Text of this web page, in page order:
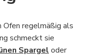
Ofen regelmäßig als
schmeckt sie
Spargel oder